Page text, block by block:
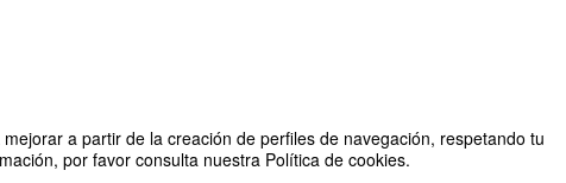
a partir de la creación de perfiles de navegación, respetando tu
por favor consulta nuestra Política de cookies.